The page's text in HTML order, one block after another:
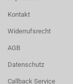
Kontakt
Widerrufsrecht
AGB
Datenschutz
Callback Service